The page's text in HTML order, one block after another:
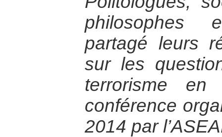
philosophes
partagé leurs
sur les
terrorisme en
conférence
2014 par